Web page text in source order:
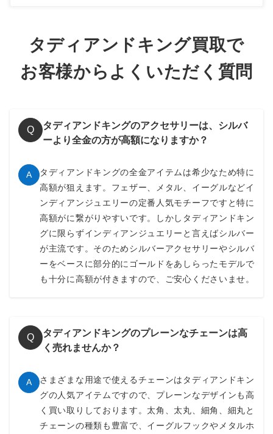
タディアンドキング買取で
お客様からよくいただく質問
Q
タディアンドキングのアクセサリーは、シルバ
ーより全金の方が高額になりますか？
A
タディアンドキングの全金アイテムは希少なため特に
高額が狙えます。フェザー、メタル、イーグルなどイ
ンディアンジュエリーの定番人気モチーフですと特に
高額がに繋がりやすいです。しかしタディアンドキン
グに限らずインディアンジュエリーと言えばシルバー
が主流です。そのためシルバーアクセサリーやシルバ
ーをベースに部分的にゴールドをあしらったモデルで
も十分に高額が付きますので、ご安心くださいませ。
Q
タディアンドキングのプレーンなチェーンは高
く売れませんか？
A
さまざまな用途で使えるチェーンはタディアンドキン
グの人気アイテムですので、プレーンなデザインも高
く買い取りしております。太角、太丸、細角、細丸と
チェーンの種類も豊富で、イーグルフックやメタルホ